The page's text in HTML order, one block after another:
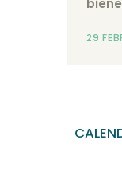
29